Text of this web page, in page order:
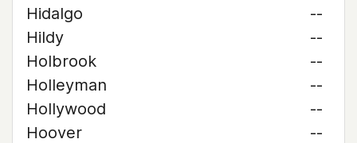
Hidalgo
--
Hildy
--
Holbrook
--
Holleyman
--
Hollywood
--
Hoover
--